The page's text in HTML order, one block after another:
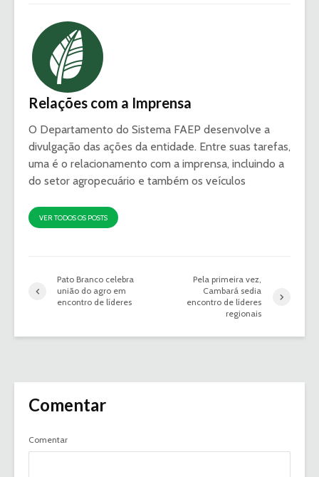
Relações com a Imprensa
O Departamento do Sistema FAEP desenvolve a
divulgação das ações da entidade. Entre suas tarefas,
uma é o relacionamento com a imprensa, incluindo a
do setor agropecuário e também os veículos
VER TODOS OS POSTS
Pato Branco celebra
união do agro em
encontro de líderes
Pela primeira vez,
Cambará sedia
encontro de líderes
regionais
Comentar
Comentar